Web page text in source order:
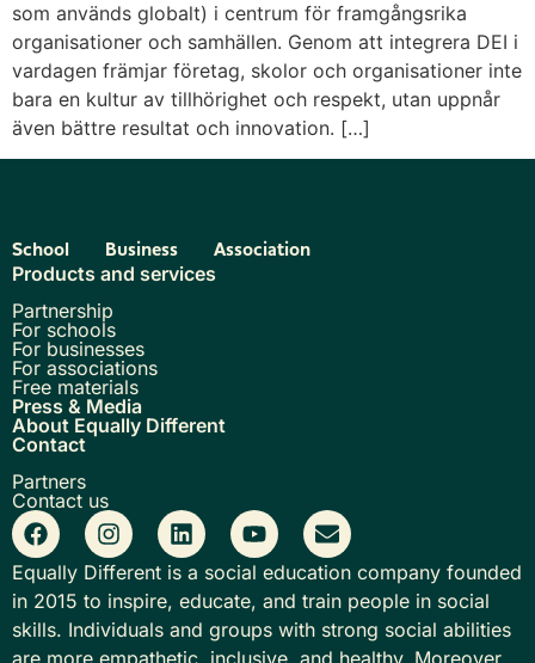
som används globalt) i centrum för framgångsrika
organisationer och samhällen. Genom att integrera DEI i
vardagen främjar företag, skolor och organisationer inte
bara en kultur av tillhörighet och respekt, utan uppnår
även bättre resultat och innovation. […]
School Business Association
Products and services
Partnership
For schools
For businesses
For associations
Free materials
Press & Media
About Equally Different
Contact
Partners
Contact us
Equally Different is a social education company founded
in 2015 to inspire, educate, and train people in social
skills. Individuals and groups with strong social abilities